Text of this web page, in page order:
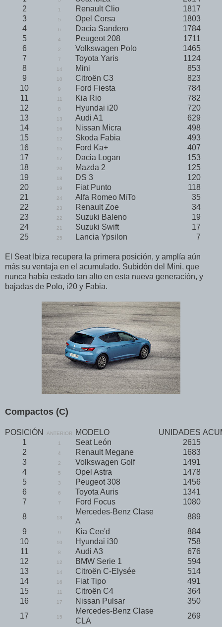
2
1 Renault Clio
1817
3
5 Opel Corsa
1803
4
6 Dacia Sandero
1784
5
4 Peugeot 208
1711
6
2 Volkswagen Polo
1465
7
7 Toyota Yaris
1124
8
14 Mini
853
9
10 Citroën C3
823
10
9 Ford Fiesta
784
11
11 Kia Rio
782
12
8 Hyundai i20
720
13
13 Audi A1
629
14
16 Nissan Micra
498
15
12 Skoda Fabia
493
16
15 Ford Ka+
407
17
17 Dacia Logan
153
18
20 Mazda 2
125
19
18 DS 3
120
20
19 Fiat Punto
118
21
24 Alfa Romeo MiTo
35
22
23 Renault Zoe
34
23
22 Suzuki Baleno
19
24
21 Suzuki Swift
17
25
25 Lancia Ypsilon 7
El Seat Ibiza recupera la primera posición, y amplía aún
más su ventaja en el acumulado. Subidón del Mini, que
nunca había estado tan alto en esta nueva generación, y
bajadas de Polo, i20 y Fabia.
Compactos (C)
POSICIÓN ANTERIOR MODELO UNIDADES
1
1 Seat León
2615
2
4 Renault Megane
1683
3
2 Volkswagen Golf
1491
4
5 Opel Astra
1478
5
3 Peugeot 308
1456
6
6 Toyota Auris
1341
7
7 Ford Focus
1080
8
13
Mercedes-Benz Clase
A
889
9
9 Kia Cee'd
884
10
10 Hyundai i30
758
11
8 Audi A3
676
12
12 BMW Serie 1
594
13
14 Citroën C-Elysée
514
14
16 Fiat Tipo
491
15
11 Citroën C4
364
16
17 Nissan Pulsar
350
17
15
Mercedes-Benz Clase
CLA
269